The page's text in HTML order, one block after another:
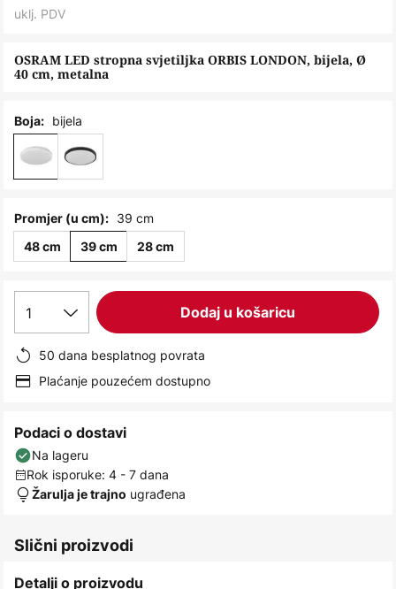
the
of
the
gallery
OSRAM LED stropna svjetiljka ORBIS LONDON, bijela, Ø
40 cm, metalna
uklj. PDV
Boja: bijela
Promjer (u cm): 39 cm
48 cm 39 cm 28 cm
1 Dodaj u košaricu
50 dana besplatnog povrata
Plaćanje pouzećem dostupno
Podaci o dostavi
Na lageru
Rok isporuke: 4 - 7 dana
Žarulja je trajno ugrađena
Slični proizvodi
Detalji o proizvodu